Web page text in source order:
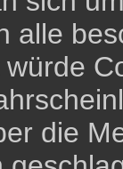
alle
würde
die